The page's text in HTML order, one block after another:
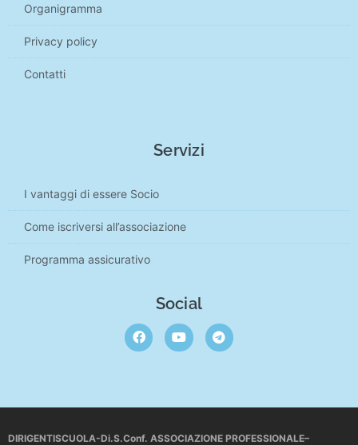
Organigramma
Privacy policy
Contatti
Servizi
I vantaggi di essere Socio
Come iscriversi all’associazione
Programma assicurativo
Social
DIRIGENTISCUOLA-Di.S.Conf. ASSOCIAZIONE PROFESSIONALE–